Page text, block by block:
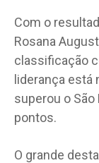
Com o
Rosana
classificação
liderança está
superou o São
pontos.
O grande